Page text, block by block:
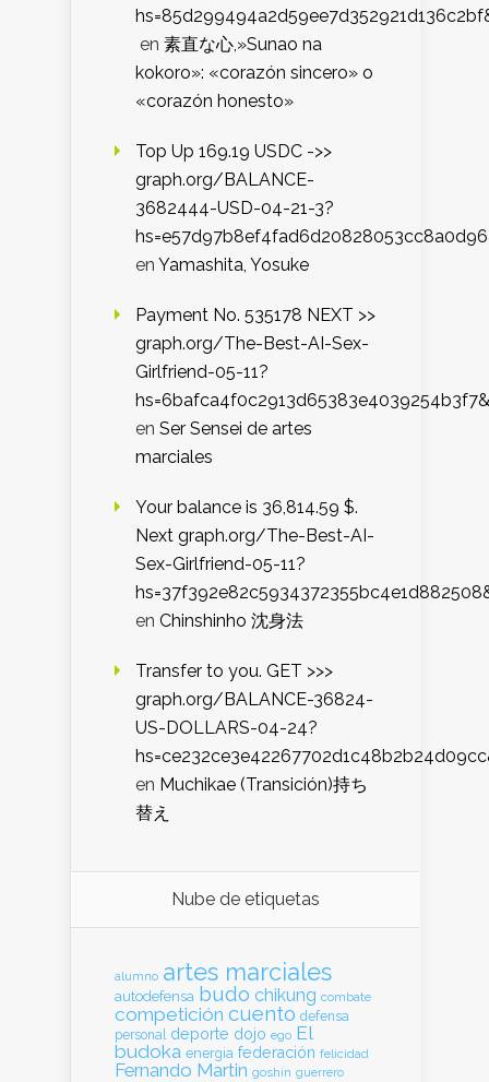
en 素直な心,»Sunao na
kokoro»: «corazón sincero» o
«corazón honesto»
Top Up 169.19 USDC ->>
graph.org/BALANCE-
3682444-USD-04-21-3?
en Yamashita, Yosuke
Payment No. 535178 NEXT >>
graph.org/The-Best-AI-Sex-
Girlfriend-05-11?
hs=6bafca4f0c2913d65383e4039254b3f7&
en Ser Sensei de artes
marciales
Your balance is 36,814.59 $.
Next graph.org/The-Best-AI-
Sex-Girlfriend-05-11?
en Chinshinho 沈身法
Transfer to you. GET >>>
graph.org/BALANCE-36824-
US-DOLLARS-04-24?
en Muchikae (Transición)持ち
替え
Nube de etiquetas
alumno artes marciales
autodefensa budo chikung combate
competición cuento defensa
personal deporte dojo ego El
budoka energia federación felicidad
Fernando Martin goshin guerrero